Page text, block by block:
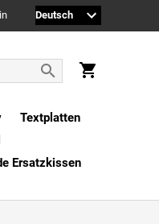
Textplatten
Ersatzkissen